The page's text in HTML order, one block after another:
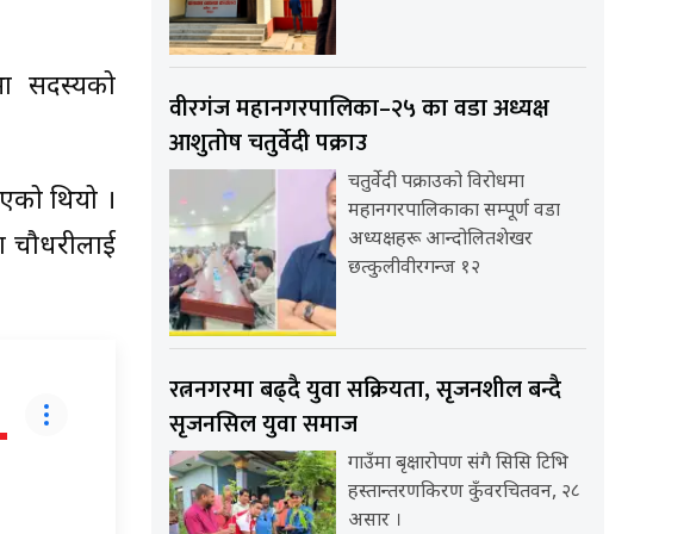
सदस्यको
थियो ।
चौधरीलाई
वीरगंज महानगरपालिका–२५ का वडा अध्यक्ष
आशुतोष चतुर्वेदी पक्राउ
चतुर्वेदी पक्राउको विरोधमा
महानगरपालिकाका सम्पूर्ण वडा
अध्यक्षहरू आन्दोलितशेखर
छत्कुलीवीरगन्ज १२
रत्ननगरमा बढ्दै युवा सक्रियता, सृजनशील बन्दै
सृजनसिल युवा समाज
गाउँमा बृक्षारोपण संगै सिसि टिभि
हस्तान्तरणकिरण कुँवरचितवन, २८
असार ।